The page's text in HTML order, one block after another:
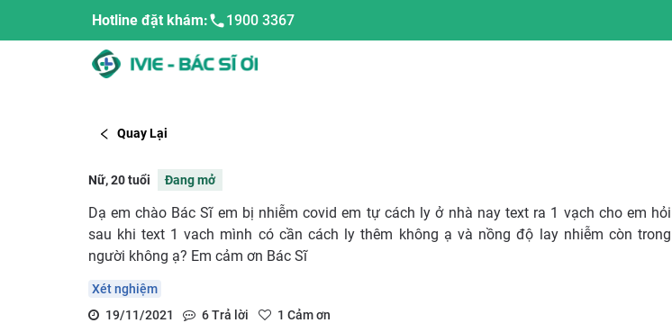
Hotline đặt khám: 1900 3367
Quay Lại
Nữ, 20 tuổi Đang mở
Dạ em chào Bác Sĩ em bị nhiễm covid em tự cách ly ở nhà nay text ra 1 vạch cho em hỏi
sau khi text 1 vach mình có cần cách ly thêm không ạ và nồng độ lay nhiễm còn trong
người không ạ? Em cảm ơn Bác Sĩ
Xét nghiệm
19/11/2021
6Trả lời 1 Cảm ơn